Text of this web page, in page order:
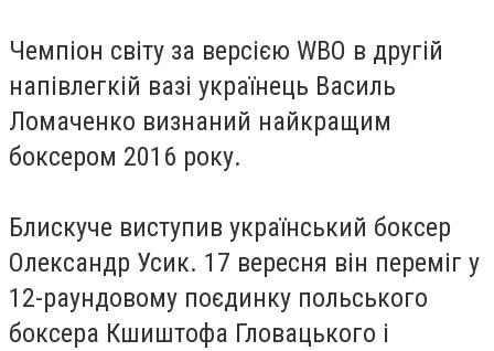
Чемпіон світу за версією WBO в другій
напівлегкій вазі українець Василь
Ломаченко визнаний найкращим
боксером 2016 року.
Блискуче виступив український боксер
Олександр Усик. 17 вересня він переміг у
12-раундовому поєдинку польського
боксера Кшиштофа Гловацького і